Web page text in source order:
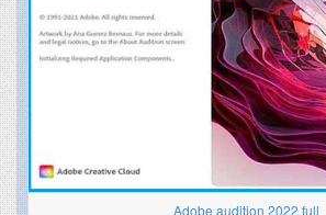
Adobe audition 2022 full